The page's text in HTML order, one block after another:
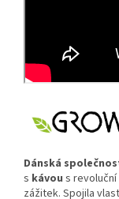
Dánská
s kávou s
zážitek. Spojila